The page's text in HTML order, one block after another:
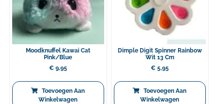
Moodknuffel Kawai Cat
Pink/blue
€ 9,95
Toevoegen Aan
Winkelwagen
Dimple Digit Spinner Rainbow
Wit 13 Cm
€ 5,95
Toevoegen Aan
Winkelwagen